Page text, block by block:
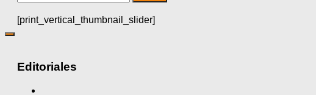
[print_vertical_thumbnail_slider]
Editoriales